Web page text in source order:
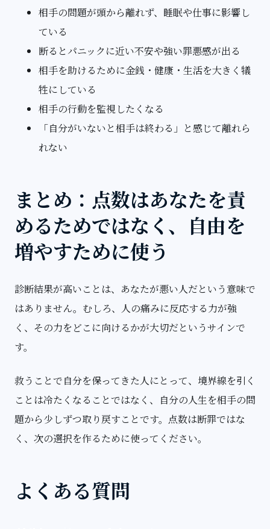
相手の問題が頭から離れず、睡眠や仕事に影響し
ている
断るとパニックに近い不安や強い罪悪感が出る
相手を助けるために金銭・健康・生活を大きく犠
牲にしている
相手の行動を監視したくなる
「自分がいないと相手は終わる」と感じて離れら
れない
まとめ：点数はあなたを責
めるためではなく、自由を
増やすために使う
診断結果が高いことは、あなたが悪い人だという意味で
はありません。むしろ、人の痛みに反応する力が強
く、その力をどこに向けるかが大切だというサインで
す。
救うことで自分を保ってきた人にとって、境界線を引く
ことは冷たくなることではなく、自分の人生を相手の問
題から少しずつ取り戻すことです。点数は断罪ではな
く、次の選択を作るために使ってください。
よくある質問